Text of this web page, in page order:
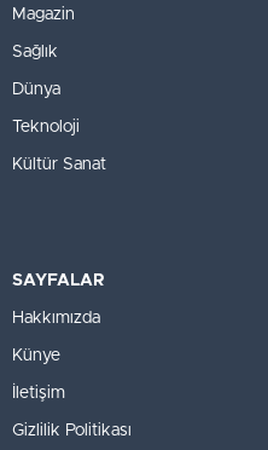
Magazin
Sağlık
Dünya
Teknoloji
Kültür Sanat
SAYFALAR
Hakkımızda
Künye
İletişim
Gizlilik Politikası